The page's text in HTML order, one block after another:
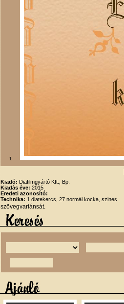
1
Kiadó: Diafilmgyártó Kft., Bp.
Kiadás éve: 2015
Eredeti azonosító:
Technika: 1 diatekercs, 27 normál kocka, szines
szövegvariánsát.